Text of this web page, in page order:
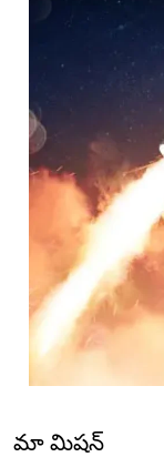
మా మిషన్